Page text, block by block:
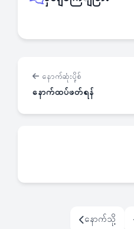
နောက်ဆုံးပို့စ်
နောက်ထပ်ဖတ်ရန်
နောက်သို့